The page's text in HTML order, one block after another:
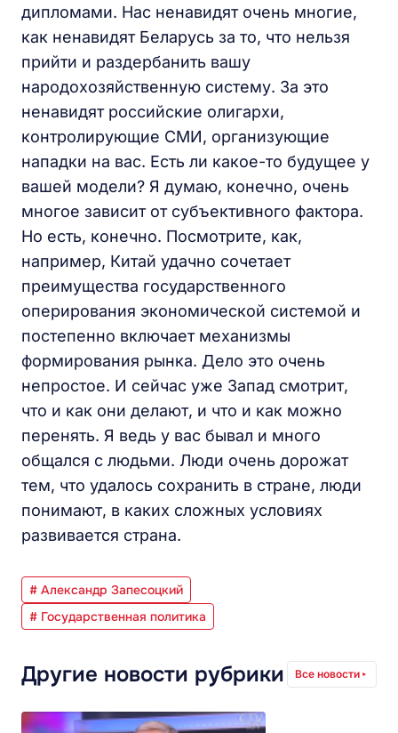
дипломами. Нас ненавидят очень многие,
как ненавидят Беларусь за то, что нельзя
прийти и раздербанить вашу
народохозяйственную систему. За это
ненавидят российские олигархи,
контролирующие СМИ, организующие
нападки на вас. Есть ли какое-то будущее у
вашей модели? Я думаю, конечно, очень
многое зависит от субъективного фактора.
Но есть, конечно. Посмотрите, как,
например, Китай удачно сочетает
преимущества государственного
оперирования экономической системой и
постепенно включает механизмы
формирования рынка. Дело это очень
непростое. И сейчас уже Запад смотрит,
что и как они делают, и что и как можно
перенять. Я ведь у вас бывал и много
общался с людьми. Люди очень дорожат
тем, что удалось сохранить в стране, люди
понимают, в каких сложных условиях
развивается страна.
# Александр Запесоцкий
# Государственная политика
Другие новости рубрики Все новости